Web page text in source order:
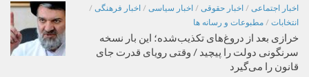
اخبار اجتماعی / اخبار حقوقی / اخبار سیاسی / اخبار فرهنگی /
انتخابات / مطبوعات و رسانه ها
خرازی بعد از دروغ‌های تکذیب‌شده؛ این بار نسخه
سرنگونی دولت را پیچید / وقتی رویای قدرت جای
قانون را می‌گیرد